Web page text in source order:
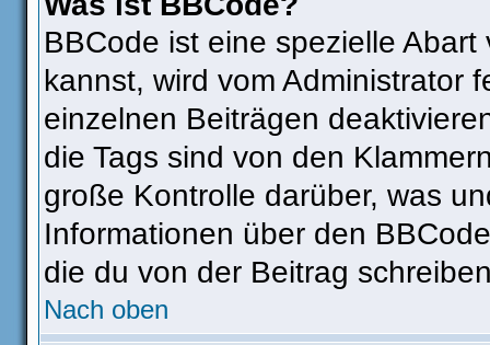
BBCode ist eine spezielle
kannst, wird vom Administrator
einzelnen Beiträgen
die Tags sind von den
große Kontrolle darüber, was
Informationen über den
die du von der Beitrag
Nach oben